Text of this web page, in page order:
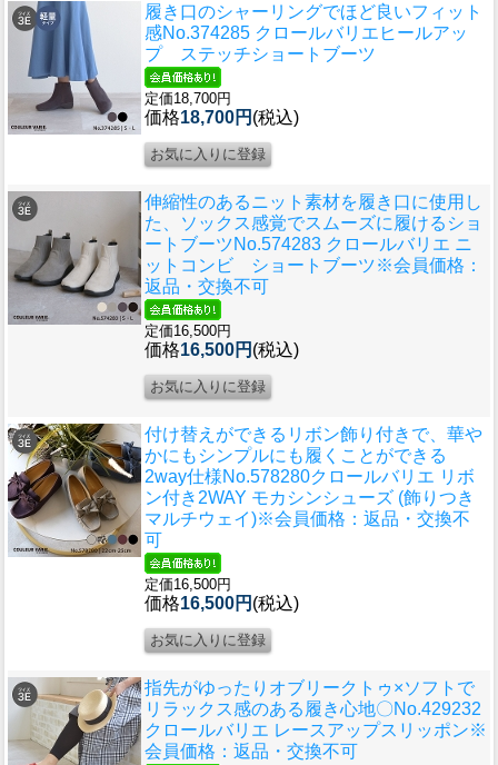
履き口のシャーリングでほど良いフィット
感No.374285 クロールバリエヒールアッ
プ ステッチショートブーツ
定価18,700円
価格18,700円 (税込)
伸縮性のあるニット素材を履き口に使用し
た、ソックス感覚でスムーズに履けるショ
ートブーツNo.574283 クロールバリエ ニ
ットコンビ ショートブーツ※会員価格：
返品・交換不可
定価16,500円
価格16,500円 (税込)
付け替えができるリボン飾り付きで、華や
かにもシンプルにも履くことができる
2way仕様No.578280クロールバリエ リボ
ン付き2WAY モカシンシューズ (飾りつき
マルチウェイ)※会員価格：返品・交換不
可
定価16,500円
価格16,500円 (税込)
指先がゆったりオブリークトゥ×ソフトで
リラックス感のある履き心地〇No.429232
クロールバリエ レースアップスリッポン※
会員価格：返品・交換不可